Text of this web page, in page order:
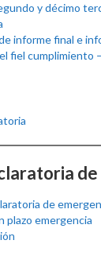
y décimo
informe final e
fiel cumplimiento
de
de
plazo emergencia